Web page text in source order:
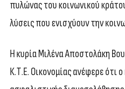
πυλώνας του κοινωνικού
λύσεις που ενισχύουν την
Η κυρία Μιλένα Αποστολάκη
Κ.Τ.Ε. Οικονομίας ανέφερε ότι